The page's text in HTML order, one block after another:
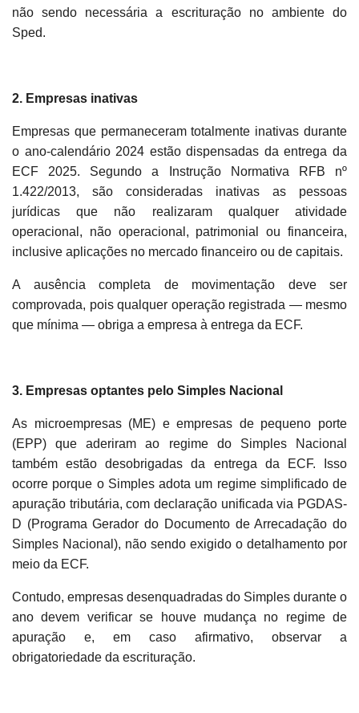
não sendo necessária a escrituração no ambiente do
Sped.
2. Empresas inativas
Empresas que permaneceram totalmente inativas durante
o ano-calendário 2024 estão dispensadas da entrega da
ECF 2025. Segundo a Instrução Normativa RFB nº
1.422/2013, são consideradas inativas as pessoas
jurídicas que não realizaram qualquer atividade
operacional, não operacional, patrimonial ou financeira,
inclusive aplicações no mercado financeiro ou de capitais.
A ausência completa de movimentação deve ser
comprovada, pois qualquer operação registrada — mesmo
que mínima — obriga a empresa à entrega da ECF.
3. Empresas optantes pelo Simples Nacional
As microempresas (ME) e empresas de pequeno porte
(EPP) que aderiram ao regime do Simples Nacional
também estão desobrigadas da entrega da ECF. Isso
ocorre porque o Simples adota um regime simplificado de
apuração tributária, com declaração unificada via PGDAS-
D (Programa Gerador do Documento de Arrecadação do
Simples Nacional), não sendo exigido o detalhamento por
meio da ECF.
Contudo, empresas desenquadradas do Simples durante o
ano devem verificar se houve mudança no regime de
apuração e, em caso afirmativo, observar a
obrigatoriedade da escrituração.